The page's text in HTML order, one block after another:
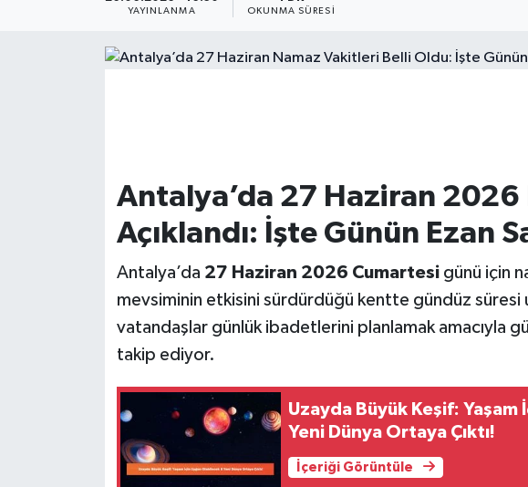
YAYINLANMA OKUNMA SÜRESI
Antalya’da 27 Haziran
Açıklandı: İşte Günün Ezan
Antalya’da 27 Haziran 2026 Cumartesigünü için
mevsiminin etkisini sürdürdüğü kentte gündüz süresi
vatandaşlar günlük ibadetlerini planlamak amacıyla
takip ediyor.
Uzayda Büyük Keşif:
Yeni Dünya Ortaya Çıktı!
İçeriği Görüntüle